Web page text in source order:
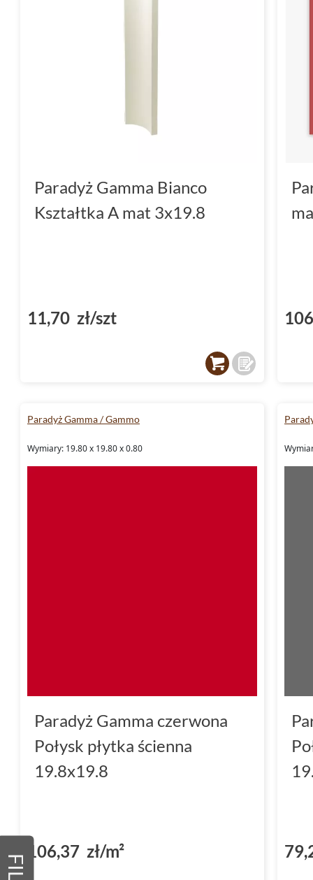
Paradyż Gamma Bianco
Kształtka A mat 3x19.8
11,70 zł/szt
Paradyż Gamma / Gammo
Wymiary: 19.80 x 19.80 x 0.80
Paradyż Gamma czerwona
Połysk płytka ścienna
19.8x19.8
106,37 zł/m²